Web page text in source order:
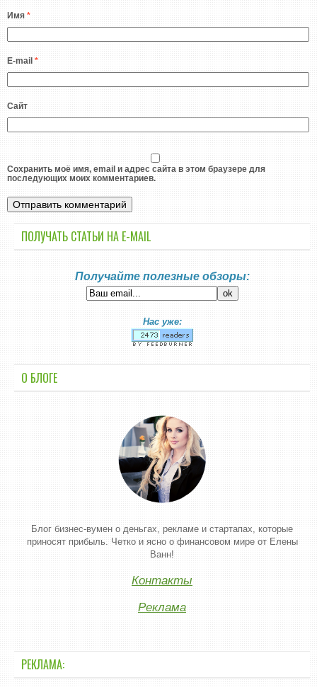
Имя *
E-mail *
Сайт
Сохранить моё имя, email и адрес сайта в этом браузере для
последующих моих комментариев.
ПОЛУЧАТЬ СТАТЬИ НА E-MАIL
Получайте полезные обзоры:
Нас уже:
О БЛОГЕ
Блог бизнес-вумен о деньгах, рекламе и стартапах, которые
приносят прибыль. Четко и ясно о финансовом мире от Елены
Ванн!
Контакты
Реклама
РЕКЛАМА: